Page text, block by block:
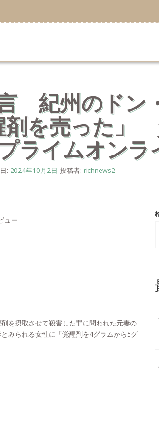
言 紀州のドン
剤を売った」
ライムオンラ
: 2024年10月2日 投稿者: richnews2
ュー
を摂取させて殺害した罪に問われた元妻の
みられる女性に「覚醒剤を4グラムから5グ